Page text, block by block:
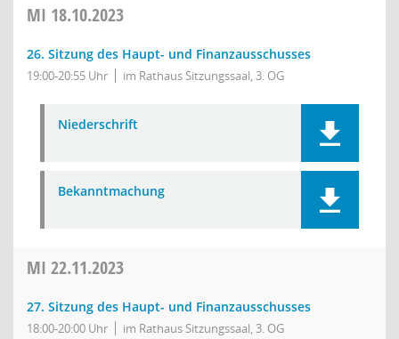
MI 18.10.2023
26. Sitzung des Haupt- und Finanzausschusses
19:00-20:55 Uhr im Rathaus Sitzungssaal, 3. OG
Niederschrift
Bekanntmachung
MI 22.11.2023
27. Sitzung des Haupt- und Finanzausschusses
18:00-20:00 Uhr im Rathaus Sitzungssaal, 3. OG